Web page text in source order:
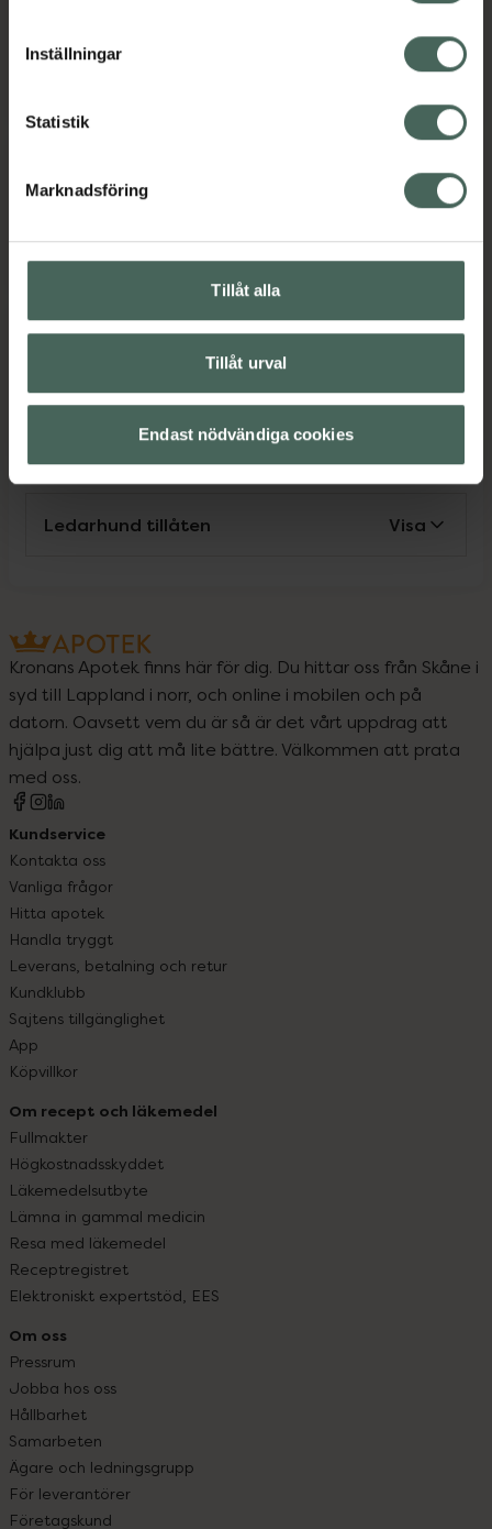
cookieinställningar. Ett återkallat samtycke påverkar inte
lagligheten av behandling som skett innan återkallelsen.
Inställningar
Statistik
Marknadsföring
Tillåt alla
Tillåt urval
Endast nödvändiga cookies
Språk
Svenska
Ledarhund tillåten Visa
Kronans Apotek finns här för dig. Du hittar oss från Skåne i
syd till Lappland i norr, och online i mobilen och på
datorn. Oavsett vem du är så är det vårt uppdrag att
hjälpa just dig att må lite bättre. Välkommen att prata
med oss.
Kundservice
Kontakta oss
Vanliga frågor
Hitta apotek
Handla tryggt
Leverans, betalning och retur
Kundklubb
Sajtens tillgänglighet
App
Köpvillkor
Om recept och läkemedel
Fullmakter
Högkostnadsskyddet
Läkemedelsutbyte
Lämna in gammal medicin
Resa med läkemedel
Receptregistret
Elektroniskt expertstöd, EES
Om oss
Pressrum
Jobba hos oss
Hållbarhet
Samarbeten
Ägare och ledningsgrupp
För leverantörer
Företagskund